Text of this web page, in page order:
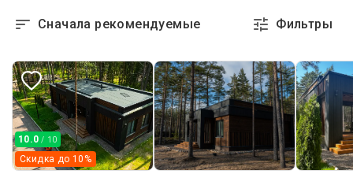
Сначала рекомендуемые Фильтры
10.0 / 10
Скидка до 10 %